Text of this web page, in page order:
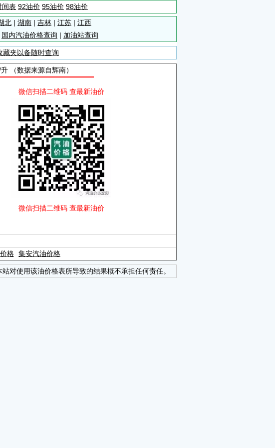
间表 92油价 95油价 98油价
北 | 湖南 | 吉林 | 江苏 | 江西
国内汽油价格查询 | 加油站查询
藏夹以备随时查询
（数据来源自辉南）
微信扫描二维码 查最新油价
微信扫描二维码 查最新油价
格 集安汽油价格
对使用该油价格表所导致的结果概不承担任何责任。